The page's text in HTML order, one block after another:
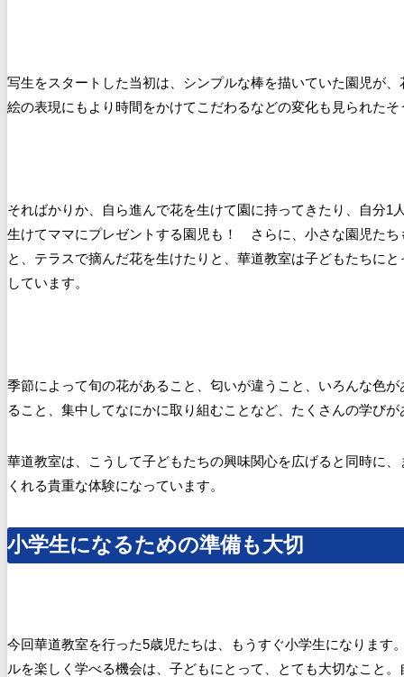
写生をスタートした当初は、シンプルな棒を描いていた園児が
絵の表現にもより時間をかけてこだわるなどの変化も見られたそ
そればかりか、自ら進んで花を生けて園に持ってきたり、自分1
生けてママにプレゼントする園児も！ さらに、小さな園児たち
と、テラスで摘んだ花を生けたりと、華道教室は子どもたちに
しています。
季節によって旬の花があること、匂いが違うこと、いろんな色
ること、集中してなにかに取り組むことなど、たくさんの学び
華道教室は、こうして子どもたちの興味関心を広げると同時に
くれる貴重な体験になっています。
小学生になるための準備も大切
今回華道教室を行った5歳児たちは、もうすぐ小学生になります
ルを楽しく学べる機会は、子どもにとって、とても大切なこと